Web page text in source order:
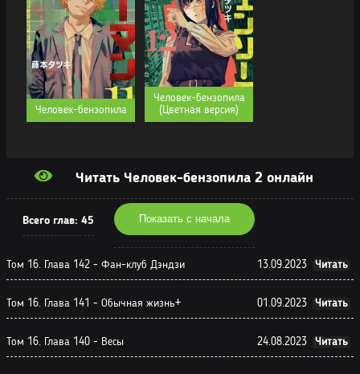
Человек-бензопила
Человек-бензопила
(Цветная версия)
Читать Человек-бензопила 2 онлайн
Всего глав: 45 Показать с начала
Том 16. Глава 140 - Весы 24.08.2023 Читать
Том 16. Глава 141 - Обычная жизнь+ 01.09.2023 Читать
Том 16. Глава 142 - Фан-клуб Дэндзи 13.09.2023 Читать